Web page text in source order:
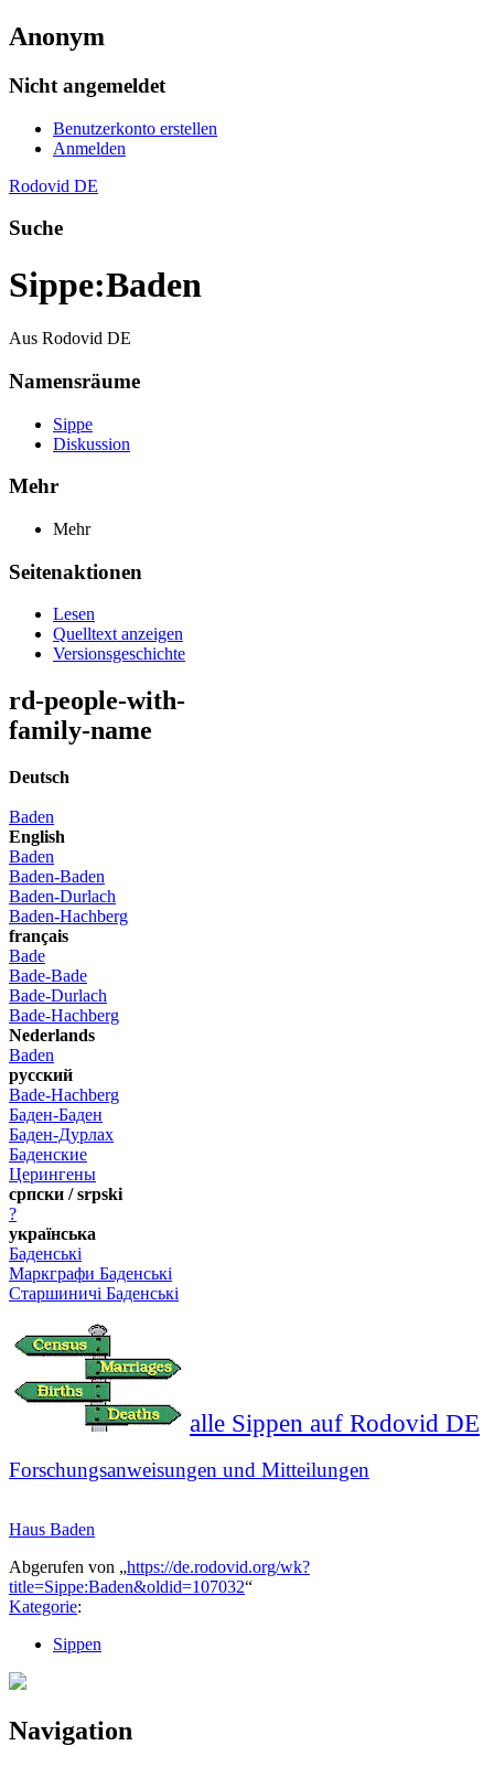
Anonym
Nicht angemeldet
Benutzerkonto erstellen
Anmelden
Rodovid DE
Suche
Sippe:Baden
Aus Rodovid DE
Namensräume
Sippe
Diskussion
Mehr
Mehr
Seitenaktionen
Lesen
Quelltext anzeigen
Versionsgeschichte
rd-people-with-
family-name
Deutsch
Baden
English
Baden
Baden-Baden
Baden-Durlach
Baden-Hachberg
français
Bade
Bade-Bade
Bade-Durlach
Bade-Hachberg
Nederlands
Baden
русский
Bade-Hachberg
Баден-Баден
Баден-Дурлах
Баденские
Церингены
српски / srpski
?
українська
Баденські
Маркграфи Баденські
Старшиничі Баденські
alle Sippen auf Rodovid DE
Forschungsanweisungen und Mitteilungen
Haus Baden
Abgerufen von „https://de.rodovid.org/wk?
title=Sippe:Baden&oldid=107032“
Kategorie:
Sippen
Navigation